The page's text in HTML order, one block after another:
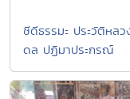
ซีดีธรรมะ ประวัติหล
ดล ปฏิมาประกรณ์